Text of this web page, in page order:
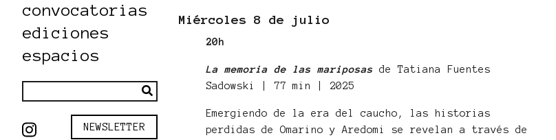
convocatorias
ediciones
espacios
NEWSLETTER
Miércoles 8 de julio
20h
La memoria de las mariposas de Tatiana Fuentes
Sadowski | 77 min | 2025
Emergiendo de la era del caucho, las historias
perdidas de Omarino y Aredomi se revelan a través de